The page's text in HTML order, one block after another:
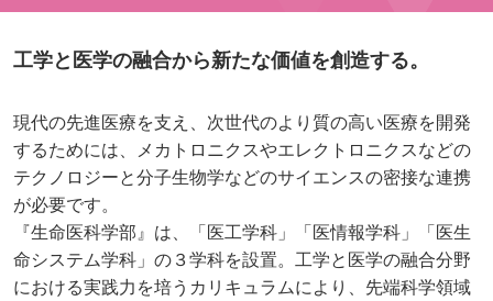
工学と医学の融合から新たな価値を創造する。
現代の先進医療を支え、次世代のより質の高い医療を開発
するためには、メカトロニクスやエレクトロニクスなどの
テクノロジーと分子生物学などのサイエンスの密接な連携
が必要です。
『生命医科学部』は、「医工学科」「医情報学科」「医生
命システム学科」の３学科を設置。工学と医学の融合分野
における実践力を培うカリキュラムにより、先端科学領域